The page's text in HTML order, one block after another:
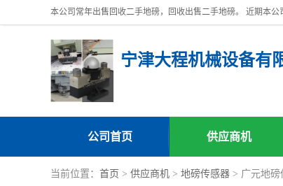
宁津大程机械设备有
公司首页 供应商机
当前位置： 首页 > 供应商机 > 地磅传感器 > 广元地磅